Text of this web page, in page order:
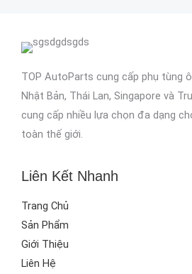
TOP AutoParts cung cấp phụ tùng
Nhật Bản, Thái Lan, Singapore và
cung cấp nhiều lựa chọn đa dạng
toàn thế giới.
Liên Kết Nhanh
Trang Chủ
Sản Phẩm
Giới Thiệu
Liên Hệ